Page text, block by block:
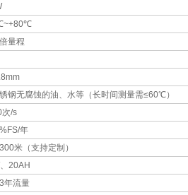
量程
钢无腐蚀的油、水等（长时间测量需≤60℃）
/s
年
米（支持定制）
20AH
年流量